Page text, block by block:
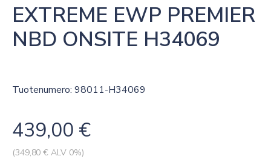
EXTREME EWP PREMIER
NBD ONSITE H34069
Tuotenumero: 98011-H34069
439,00 €
(349,80 € ALV 0%)